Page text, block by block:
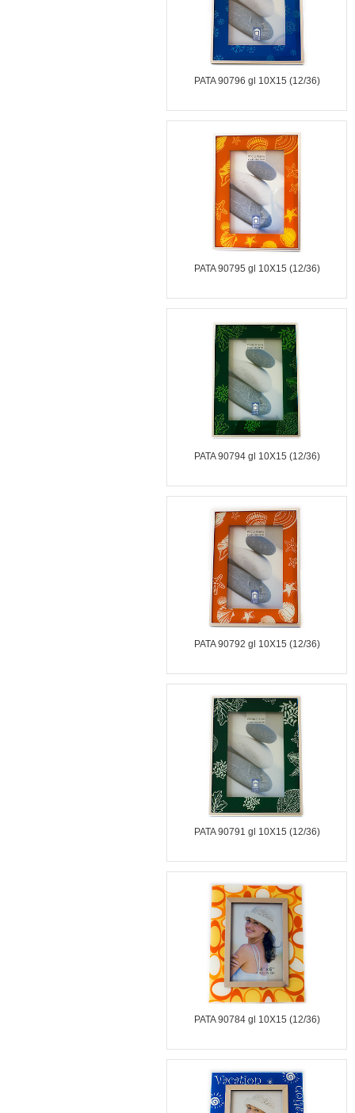
PATA 90796 gl 10X15 (12/36)
PATA 90795 gl 10X15 (12/36)
PATA 90794 gl 10X15 (12/36)
PATA 90792 gl 10X15 (12/36)
PATA 90791 gl 10X15 (12/36)
PATA 90784 gl 10X15 (12/36)